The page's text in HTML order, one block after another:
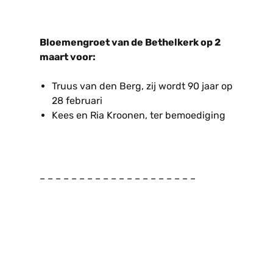
Bloemengroet van de Bethelkerk op 2
maart voor:
Truus van den Berg, zij wordt 90 jaar op
28 februari
Kees en Ria Kroonen, ter bemoediging
– – – – – – – – – – – – – – – – – – – –